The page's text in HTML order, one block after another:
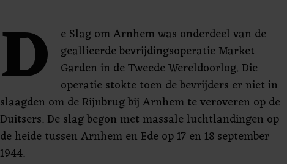
D
e Slag om Arnhem was onderdeel van de
geallieerde bevrijdingsoperatie Market
Garden in de Tweede Wereldoorlog. Die
operatie stokte toen de bevrijders er niet in
slaagden om de Rijnbrug bij Arnhem te veroveren op de
Duitsers. De slag begon met massale luchtlandingen op
de heide tussen Arnhem en Ede op 17 en 18 september
1944.